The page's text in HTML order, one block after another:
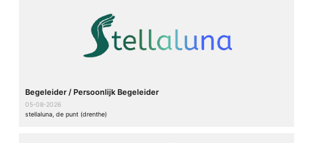
Begeleider / Persoonlijk Begeleider
05-08-2026
stellaluna, de punt (drenthe)